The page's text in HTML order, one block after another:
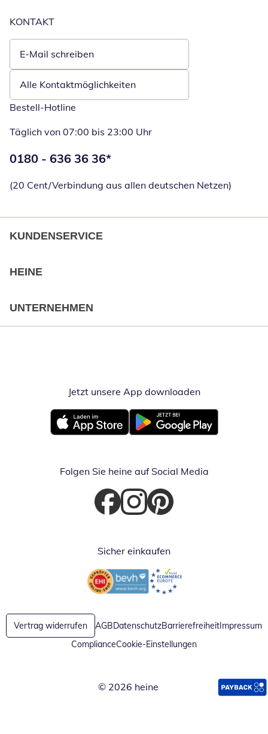
KONTAKT
E-Mail schreiben
Öffnet E-Mail-Client
Alle Kontaktmöglichkeiten
Bestell-Hotline
Täglich von 07:00 bis 23:00 Uhr
Telefonnummer:
0180 - 636 36 36*
(20 Cent/Verbindung aus allen deutschen Netzen)
KUNDENSERVICE
HEINE
UNTERNEHMEN
Jetzt unsere App downloadenÖffnet in
Öffnet in neuem FensterÖffnet in neuem Fenster
Folgen Sie heine auf Social Media
Öffnet in neuem Fenster
Öffnet in neuem Fenster
Öffnet in neuem Fenster
Sicher einkaufen
Öffnet in neuem FensterÖffnet in neuem Fenster
Vertrag widerrufen AGBDatenschutzBarrierefreiheitImpressum
ComplianceCookie-Einstellungen
© 2026 heine